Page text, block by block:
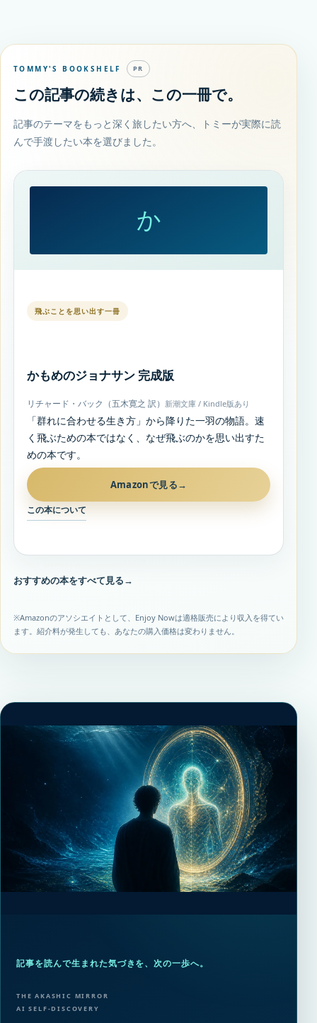
TOMMY'S BOOKSHELF PR
この記事の続きは、この一冊で。
記事のテーマをもっと深く旅したい方へ、トミーが実際に読
んで手渡したい本を選びました。
か
飛ぶことを思い出す一冊
かもめのジョナサン 完成版
リチャード・バック（五木寛之 訳） 新潮文庫 / Kindle版あり
「群れに合わせる生き方」から降りた一羽の物語。速
く飛ぶための本ではなく、なぜ飛ぶのかを思い出すた
めの本です。
Amazonで見る→
この本について
おすすめの本をすべて見る→
※Amazonのアソシエイトとして、Enjoy Nowは適格販売により収入を得てい
ます。紹介料が発生しても、あなたの購入価格は変わりません。
記事を読んで生まれた気づきを、次の一歩へ。
THE AKASHIC MIRROR
AI SELF-DISCOVERY